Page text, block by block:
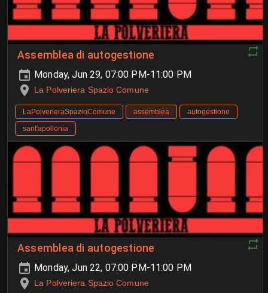
Assemblea di autogestione
Monday, Jun 29, 07:00 PM-11:00 PM
La Polveriera Spazio Comune
LaPolverieraSpazioComune assemblea
autogestione
sant'apollonia
Assemblea di autogestione
Monday, Jun 22, 07:00 PM-11:00 PM
La Polveriera Spazio Comune